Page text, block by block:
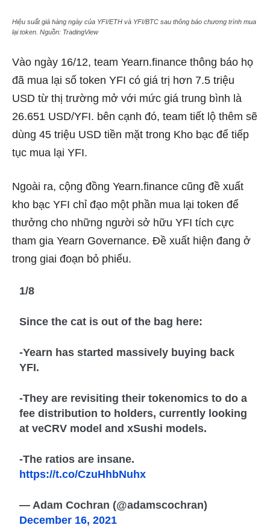
Hiệu suất giá hàng ngày của YFI/ETH và YFI/BTC sau thông báo chương trình mua
lại token. Nguồn: TradingView
Vào ngày 16/12, team Yearn.finance thông báo họ
đã mua lại số token YFI có giá trị hơn 7.5 triệu
USD từ thị trường mở với mức giá trung bình là
26.651 USD/YFI. bên cạnh đó, team tiết lộ thêm sẽ
dùng 45 triệu USD tiền mặt trong Kho bạc để tiếp
tục mua lại YFI.
Ngoài ra, cộng đồng Yearn.finance cũng đề xuất
kho bạc YFI chỉ đạo một phần mua lại token để
thưởng cho những người sở hữu YFI tích cực
tham gia Yearn Governance. Đề xuất hiện đang ở
trong giai đoạn bỏ phiếu.
1/8
Since the cat is out of the bag here:
-Yearn has started massively buying back
YFI.
-They are revisiting their tokenomics to do a
fee distribution to holders, currently looking
at veCRV model and xSushi models.
-The ratios are insane.
https://t.co/CzuHhbNuhx
— Adam Cochran (@adamscochran)
December 16, 2021